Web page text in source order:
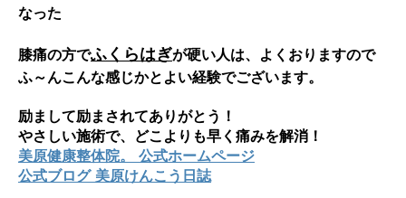
なった
膝痛の方でふくらはぎが硬い人は、よくおりますので
ふ～んこんな感じかとよい経験でございます。
励まして励まされてありがとう！
やさしい施術で、どこよりも早く痛みを解消！
美原健康整体院。 公式ホームページ
公式ブログ 美原けんこう日誌